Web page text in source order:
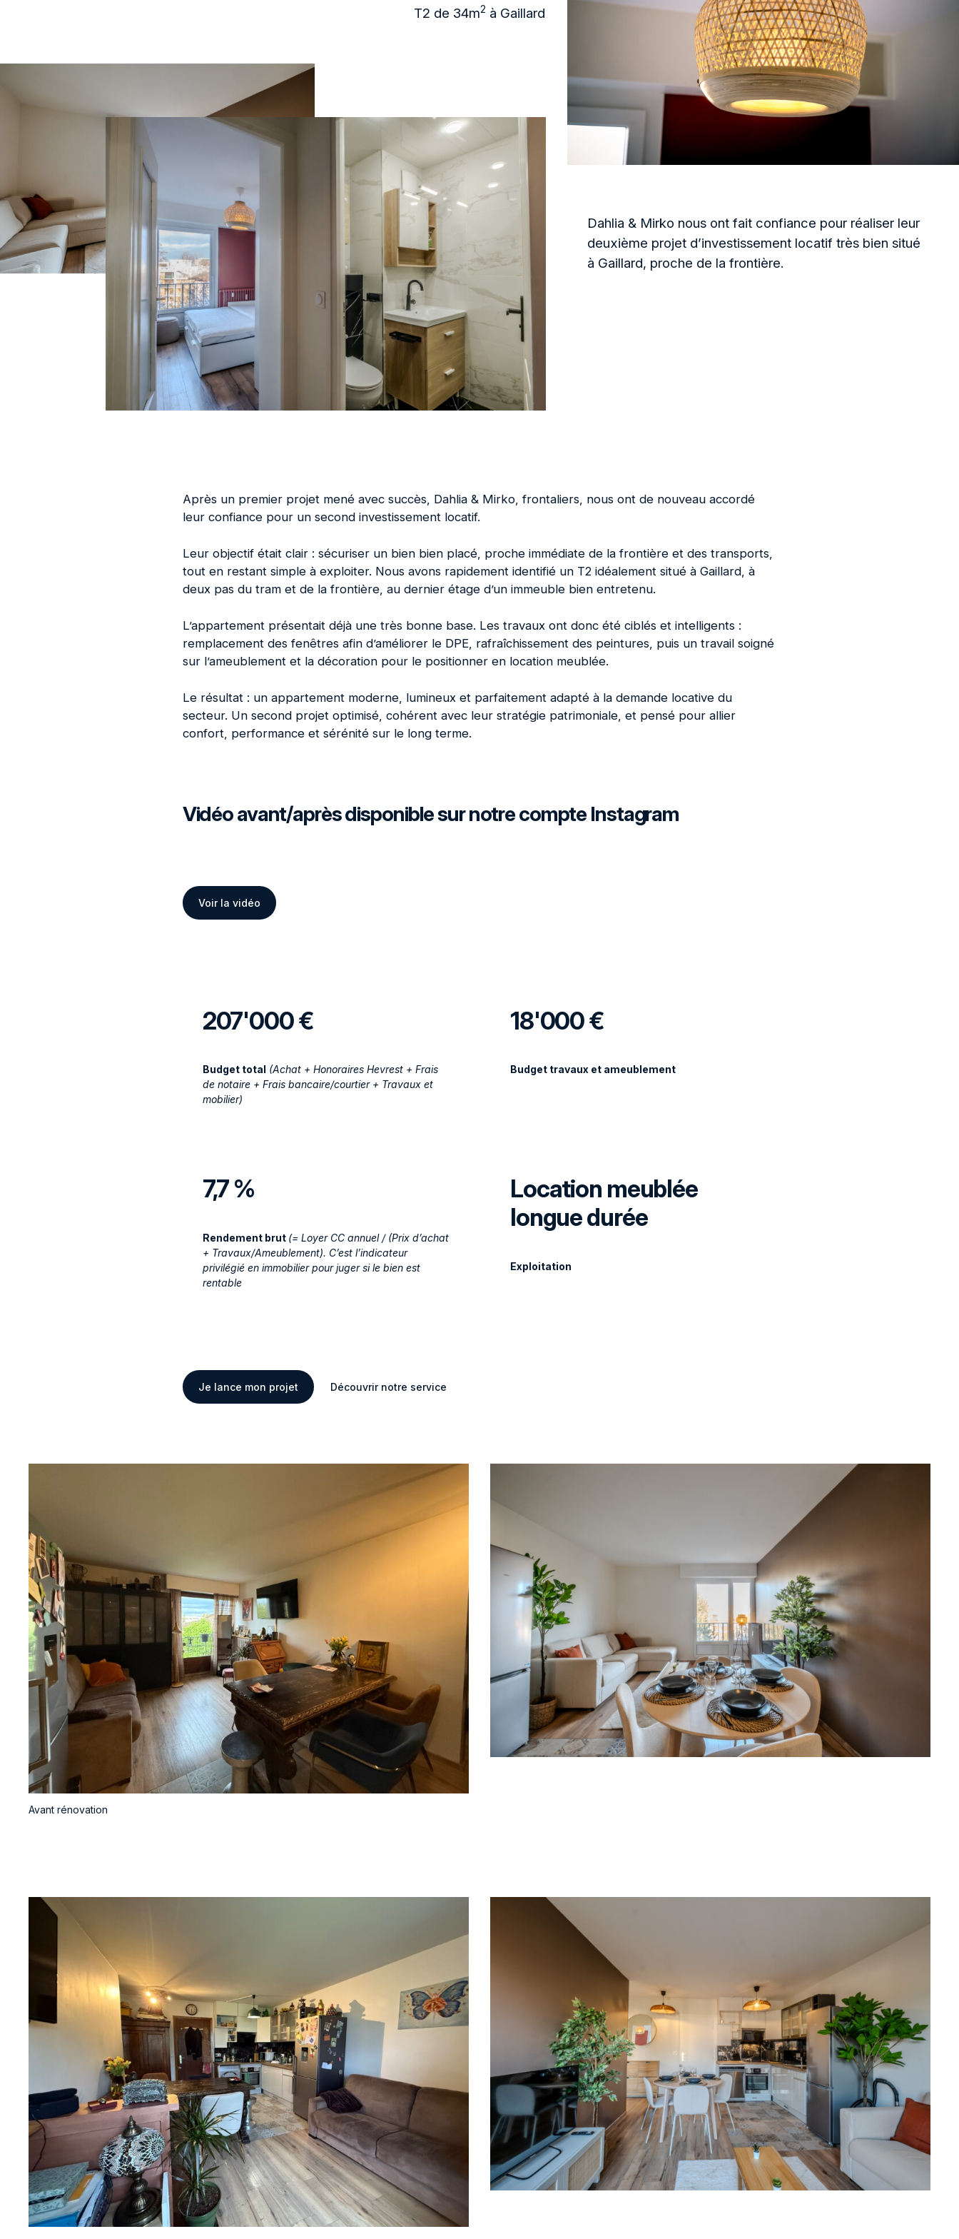
T2 de 34m2 à Gaillard
Dahlia & Mirko nous ont fait confiance pour réaliser leur
deuxième projet d’investissement locatif très bien situé
à Gaillard, proche de la frontière.
Après un premier projet mené avec succès, Dahlia & Mirko, frontaliers, nous ont de nouveau accordé
leur confiance pour un second investissement locatif.
Leur objectif était clair : sécuriser un bien bien placé, proche immédiate de la frontière et des transports,
tout en restant simple à exploiter. Nous avons rapidement identifié un T2 idéalement situé à Gaillard, à
deux pas du tram et de la frontière, au dernier étage d’un immeuble bien entretenu.
L’appartement présentait déjà une très bonne base. Les travaux ont donc été ciblés et intelligents :
remplacement des fenêtres afin d’améliorer le DPE, rafraîchissement des peintures, puis un travail soigné
sur l’ameublement et la décoration pour le positionner en location meublée.
Le résultat : un appartement moderne, lumineux et parfaitement adapté à la demande locative du
secteur. Un second projet optimisé, cohérent avec leur stratégie patrimoniale, et pensé pour allier
confort, performance et sérénité sur le long terme.
Vidéo avant/après disponible sur notre compte Instagram
Voir la vidéo
207'000 €
Budget total (Achat + Honoraires Hevrest + Frais
de notaire + Frais bancaire/courtier + Travaux et
mobilier)
18'000 €
Budget travaux et ameublement
7,7 %
Rendement brut (= Loyer CC annuel / (Prix d’achat
+ Travaux/Ameublement). C’est l’indicateur
privilégié en immobilier pour juger si le bien est
rentable
Location meublée
longue durée
Exploitation
Je lance mon projet Découvrir notre service
Avant rénovation